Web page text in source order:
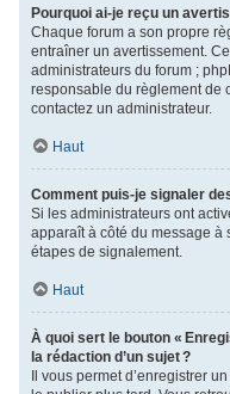
Pourquoi ai-je reçu un
Chaque forum a son propre
entraîner un avertissement.
administrateurs du forum ;
responsable du règlement de
contactez un administrateur.
Haut
Comment puis-je signaler
Si les administrateurs ont
apparaît à côté du message
étapes de signalement.
Haut
À quoi sert le bouton «
la rédaction d’un sujet ?
Il vous permet d’enregistrer